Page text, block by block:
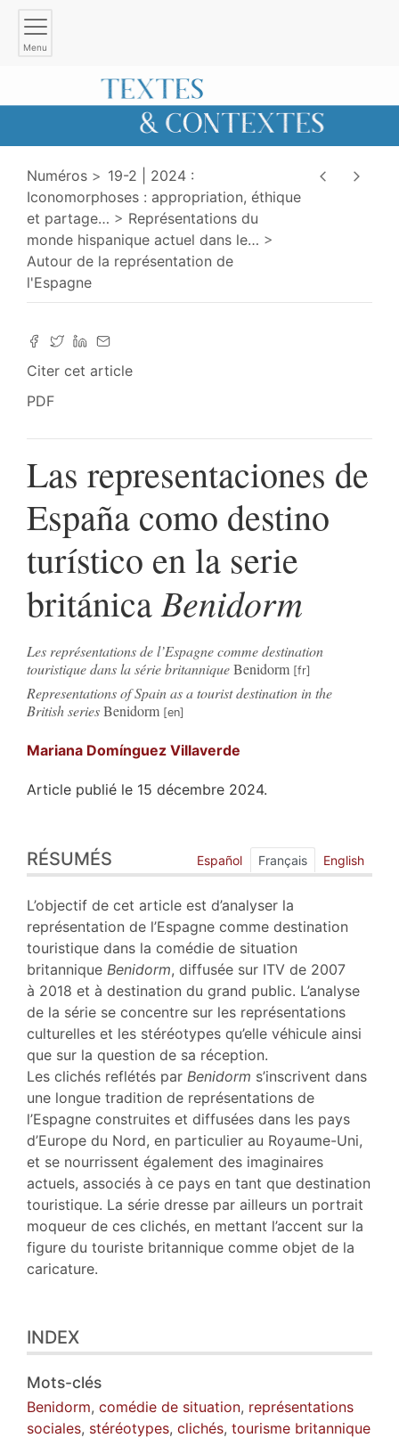
Menu
Numéros
19-2 | 2024 :
Iconomorphoses : appropriation, éthique
et partage…
Représentations du
monde hispanique actuel dans le…
Autour de la représentation de
l'Espagne
Citer cet article
PDF
Las representaciones de
España como destino
turístico en la serie
británica Benidorm
Les représentations de l’Espagne comme destination
touristique dans la série britanniqueBenidorm
Representations of Spain as a tourist destination in the
British seriesBenidorm
Mariana Domínguez Villaverde
Article publié le 15 décembre 2024.
Index
Plan
Texte
Bibliographie
Notes
Citer cet article
Auteur
RÉSUMÉS Español Français English
L’objectif de cet article est d’analyser la
représentation de l’Espagne comme destination
touristique dans la comédie de situation
britannique Benidorm, diffusée sur ITV de 2007
à 2018 et à destination du grand public. L’analyse
de la série se concentre sur les représentations
culturelles et les stéréotypes qu’elle véhicule ainsi
que sur la question de sa réception.
Les clichés reflétés par Benidorm s’inscrivent dans
une longue tradition de représentations de
l’Espagne construites et diffusées dans les pays
d’Europe du Nord, en particulier au Royaume-Uni,
et se nourrissent également des imaginaires
actuels, associés à ce pays en tant que destination
touristique. La série dresse par ailleurs un portrait
moqueur de ces clichés, en mettant l’accent sur la
figure du touriste britannique comme objet de la
caricature.
INDEX
Mots-clés
Benidorm, comédie de situation, représentations
sociales, stéréotypes, clichés, tourisme britannique